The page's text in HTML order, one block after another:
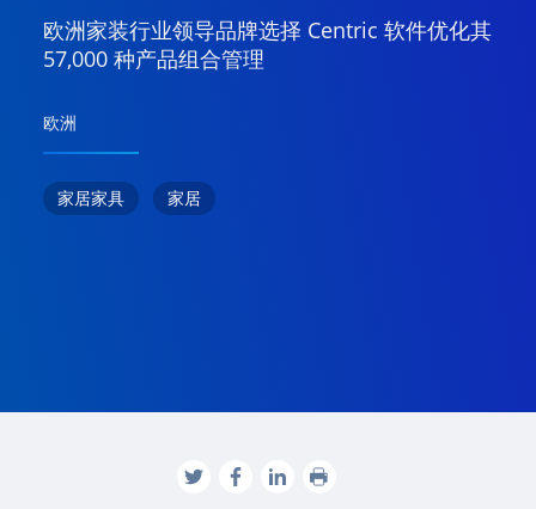
欧洲家装行业领导品牌选择 Centric 软件优化其
57,000 种产品组合管理
欧洲
家居家具 家居